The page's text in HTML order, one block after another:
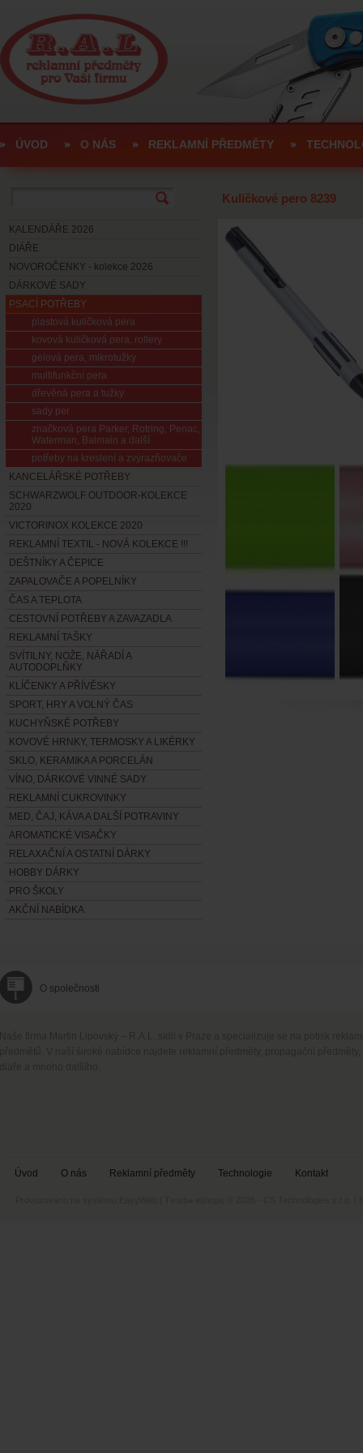
ÚVOD O NÁS REKLAMNÍ PŘEDMĚTY
KALENDÁŘE 2026
DIÁŘE
NOVOROČENKY - kolekce 2026
DÁRKOVÉ SADY
PSACÍ POTŘEBY
plastová kuličková pera
kovová kuličková pera, rollery
gelová pera, mikrotužky
multifunkční pera
dřevěná pera a tužky
sady per
značková pera Parker, Rotring, Penac,
Waterman, Balmain a další
potřeby na kreslení a zvýrazňovače
KANCELÁŘSKÉ POTŘEBY
SCHWARZWOLF OUTDOOR-KOLEKCE
2020
VICTORINOX KOLEKCE 2020
REKLAMNÍ TEXTIL - NOVÁ KOLEKCE !!!
DEŠTNÍKY A ČEPICE
ZAPALOVAČE A POPELNÍKY
ČAS A TEPLOTA
CESTOVNÍ POTŘEBY A ZAVAZADLA
REKLAMNÍ TAŠKY
SVÍTILNY, NOŽE, NÁŘADÍ A
AUTODOPLŇKY
KLÍČENKY A PŘÍVĚSKY
SPORT, HRY A VOLNÝ ČAS
KUCHYŇSKÉ POTŘEBY
KOVOVÉ HRNKY, TERMOSKY A LIKÉRKY
SKLO, KERAMIKA A PORCELÁN
VÍNO, DÁRKOVÉ VINNÉ SADY
REKLAMNÍ CUKROVINKY
MED, ČAJ, KÁVA A DALŠÍ POTRAVINY
AROMATICKÉ VISAČKY
RELAXAČNÍ A OSTATNÍ DÁRKY
HOBBY DÁRKY
PRO ŠKOLY
AKČNÍ NABÍDKA
Kuličkové pero 8239
O společnosti
Úvod O nás Reklamní předměty Technologie Kontakt